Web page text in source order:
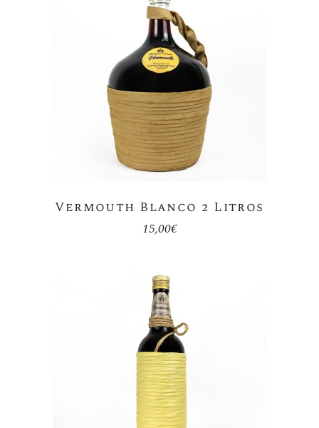
Vermouth Blanco 2 Litros
15,00€